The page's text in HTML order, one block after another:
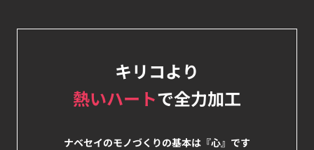
キリコより
熱いハートで全力加工
ナベセイのモノづくりの基本は『心』です